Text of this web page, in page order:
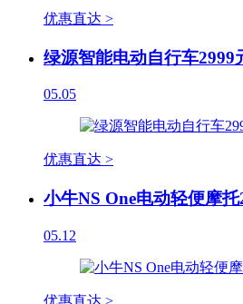
优惠直达 >
绿源智能电动自行车2999
05.05
优惠直达 >
小牛NS One电动轻便摩托
05.12
优惠直达 >